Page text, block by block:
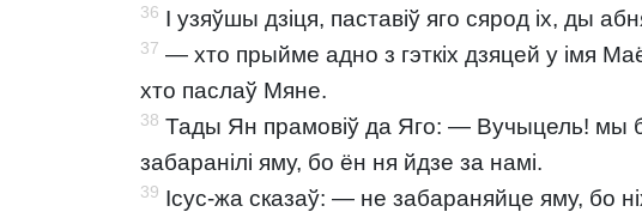
36 I узяўшы дзіця, паставіў яго сярод іх, ды
37 — хто прыйме адно з гэткіх дзяцей у імя
хто паслаў Мяне.
38 Тады Ян прамовіў да Яго: — Вучыцель! мы
забаранілі яму, бо ён ня йдзе за намі.
39 Ісус-жа сказаў: — не забараняйце яму, бо